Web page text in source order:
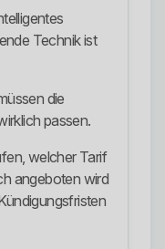
Technik ist
die
passen.
welcher Tarif
angeboten wird